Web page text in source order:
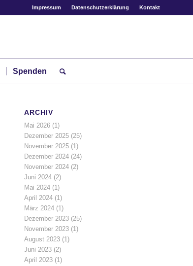
Impressum Datenschutzerklärung Kontakt
Spenden
ARCHIV
Mai 2026 (1)
Dezember 2025 (25)
November 2025 (1)
Dezember 2024 (24)
November 2024 (2)
Juni 2024 (2)
Mai 2024 (1)
April 2024 (1)
März 2024 (1)
Dezember 2023 (25)
November 2023 (1)
August 2023 (1)
Juni 2023 (2)
April 2023 (1)